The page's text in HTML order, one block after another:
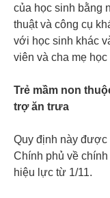
của học sinh bằng
thuật và công cụ
với học sinh khác
viên và cha mẹ học
Trẻ mầm non
trợ ăn trưa
Quy định này được
Chính phủ về
hiệu lực từ 1/11.